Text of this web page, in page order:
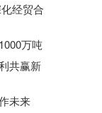
经贸合
万吨
共赢新
未来